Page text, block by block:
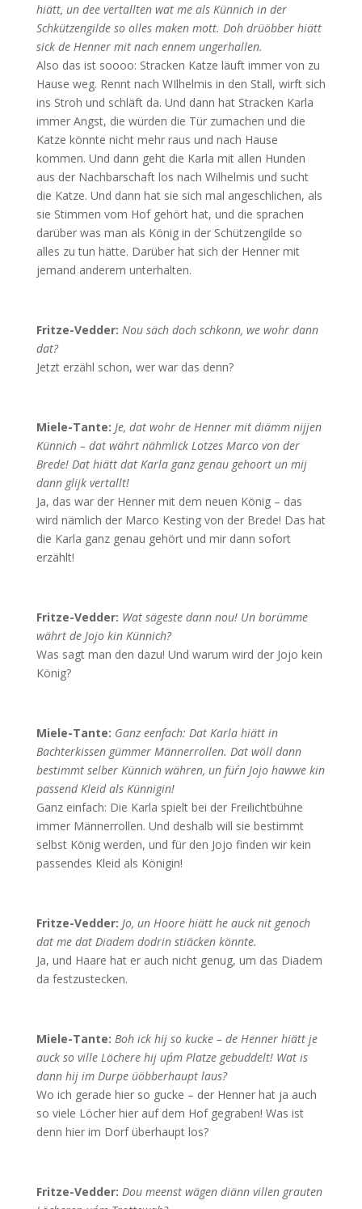
hiätt, un dee vertallten wat me als Künnich in der
Schkützengilde so olles maken mott. Doh drüöbber hiätt
sick de Henner mit nach ennem ungerhallen.
Also das ist soooo: Stracken Katze läuft immer von zu
Hause weg. Rennt nach WIlhelmis in den Stall, wirft sich
ins Stroh und schläft da. Und dann hat Stracken Karla
immer Angst, die würden die Tür zumachen und die
Katze könnte nicht mehr raus und nach Hause
kommen. Und dann geht die Karla mit allen Hunden
aus der Nachbarschaft los nach Wilhelmis und sucht
die Katze. Und dann hat sie sich mal angeschlichen, als
sie Stimmen vom Hof gehört hat, und die sprachen
darüber was man als König in der Schützengilde so
alles zu tun hätte. Darüber hat sich der Henner mit
jemand anderem unterhalten.
Fritze-Vedder: Nou säch doch schkonn, we wohr dann
dat?
Jetzt erzähl schon, wer war das denn?
Miele-Tante: Je, dat wohr de Henner mit diämm nijjen
Künnich – dat währt nähmlick Lotzes Marco von der
Brede! Dat hiätt dat Karla ganz genau gehoort un mij
dann glijk vertallt!
Ja, das war der Henner mit dem neuen König – das
wird nämlich der Marco Kesting von der Brede! Das hat
die Karla ganz genau gehört und mir dann sofort
erzählt!
Fritze-Vedder: Wat sägeste dann nou! Un borümme
währt de Jojo kin Künnich?
Was sagt man den dazu! Und warum wird der Jojo kein
König?
Miele-Tante: Ganz eenfach: Dat Karla hiätt in
Bachterkissen gümmer Männerrollen. Dat wöll dann
bestimmt selber Künnich währen, un für´n Jojo hawwe kin
passend Kleid als Künnigin!
Ganz einfach: Die Karla spielt bei der Freilichtbühne
immer Männerrollen. Und deshalb will sie bestimmt
selbst König werden, und für den Jojo finden wir kein
passendes Kleid als Königin!
Fritze-Vedder: Jo, un Hoore hiätt he auck nit genoch
dat me dat Diadem dodrin stiäcken könnte.
Ja, und Haare hat er auch nicht genug, um das Diadem
da festzustecken.
Miele-Tante: Boh ick hij so kucke – de Henner hiätt je
auck so ville Löchere hij up´m Platze gebuddelt! Wat is
dann hij im Durpe üöbberhaupt laus?
Wo ich gerade hier so gucke – der Henner hat ja auch
so viele Löcher hier auf dem Hof gegraben! Was ist
denn hier im Dorf überhaupt los?
Fritze-Vedder: Dou meenst wägen diänn villen grauten